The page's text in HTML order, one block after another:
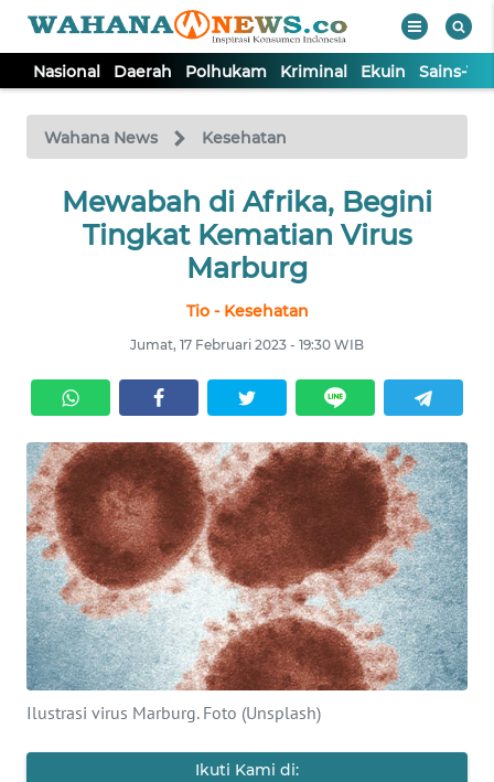
Nasional Daerah Polhukam Kriminal Ekuin Sains-
Wahana News Kesehatan
Mewabah di Afrika, Begini
Tingkat Kematian Virus
Marburg
Tio - Kesehatan
Jumat, 17 Februari 2023 - 19:30 WIB
Ilustrasi virus Marburg. Foto (Unsplash)
Ikuti Kami di:
TV
Tutup
NASIONAL
KRIMINAL
EKUIN
SAINS-TEKNO
KESEHATAN
INTERNASIONAL
SERBA-SERBI
PENDIDIKAN